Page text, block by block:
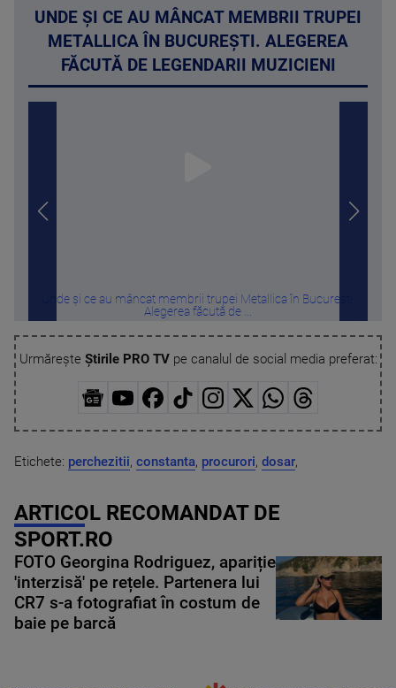
UNDE ȘI CE AU MÂNCAT MEMBRII TRUPEI
METALLICA ÎN BUCUREȘTI. ALEGEREA
FĂCUTĂ DE LEGENDARII MUZICIENI
Unde și ce au mâncat membrii trupei Metallica în București.
Alegerea făcută de ...
Urmărește Știrile PRO TVpe canalul de social media preferat:
Etichete: perchezitii, constanta, procurori, dosar,
ARTICOL RECOMANDAT DE
SPORT.RO
FOTO Georgina Rodriguez, apariție
'interzisă' pe rețele. Partenera lui
CR7 s-a fotografiat în costum de
baie pe barcă